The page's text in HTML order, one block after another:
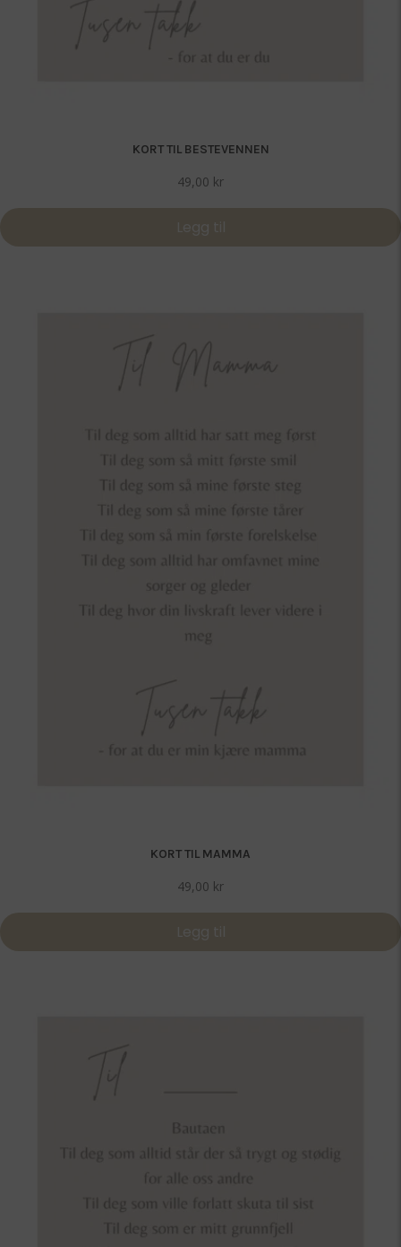
KORT TIL BESTEVENNEN
49,00 kr
Legg til
KORT TIL MAMMA
49,00 kr
Legg til